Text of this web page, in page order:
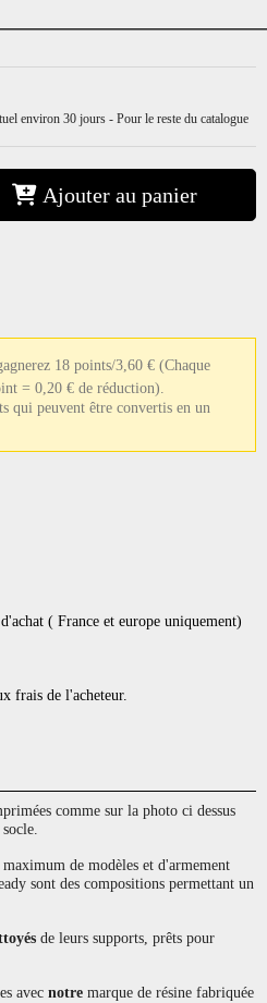
environ 30 jours - Pour le reste du catalogue
Ajouter au panier
18 points/3,60 € (Chaque
= 0,20 € de réduction).
qui peuvent être convertis en un
( France et europe uniquement)
frais de l'acheteur.
comme sur la photo ci dessus
de modèles et d'armement
sont des compositions permettant un
de leurs supports, prêts pour
avec notre marque de résine fabriquée